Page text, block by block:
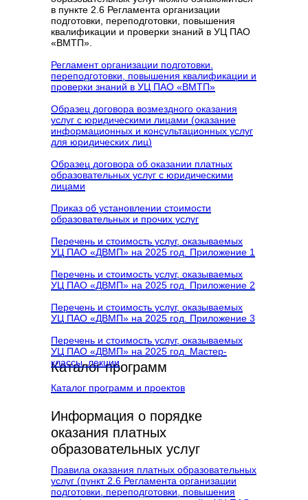
Каталог программ
в пункте 2.6 Регламента организации
подготовки, переподготовки, повышения
квалификации и проверки знаний в УЦ ПАО
«ВМТП».
Регламент организации подготовки,
переподготовки, повышения квалификации и
проверки знаний в УЦ ПАО «ВМТП»
Образец договора возмездного оказания
услуг с юридическими лицами (оказание
информационных и консультационных услуг
для юридических лиц)
Образец договора об оказании платных
образовательных услуг с юридическими
лицами
Приказ об установлении стоимости
образовательных и прочих услуг
Перечень и стоимость услуг, оказываемых
УЦ ПАО «ДВМП» на 2025 год. Приложение 1
Перечень и стоимость услуг, оказываемых
УЦ ПАО «ДВМП» на 2025 год. Приложение 2
Перечень и стоимость услуг, оказываемых
УЦ ПАО «ДВМП» на 2025 год. Приложение 3
Перечень и стоимость услуг, оказываемых
УЦ ПАО «ДВМП» на 2025 год. Мастер-
классы, лекции
Информация о порядке
оказания платных
образовательных услуг
Каталог программ и проектов
Правила оказания платных образовательных
услуг (пункт 2.6 Регламента организации
подготовки, переподготовки, повышения